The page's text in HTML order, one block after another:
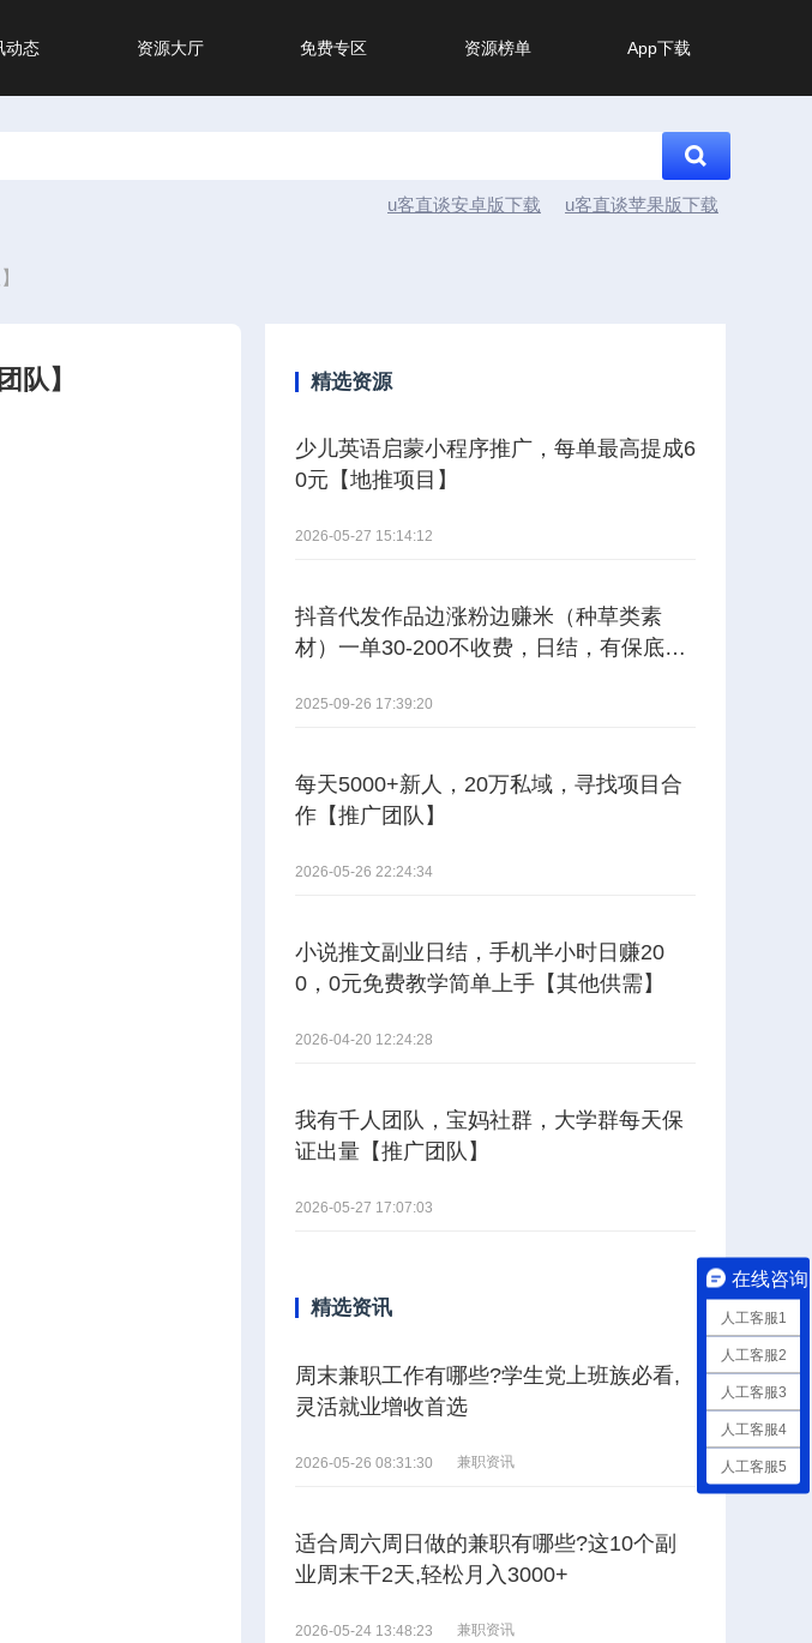
动态 资源大厅 免费专区 资源榜单 App下载
u客直谈安卓版下载 u客直谈苹果版下载
队】 精选资源
少儿英语启蒙小程序推广，每单最高提成6
0元【地推项目】
2026-05-27 15:14:12
抖音代发作品边涨粉边赚米（种草类素
材）一单30-200不收费，日结，有保底。
2025-09-26 17:39:20
每天5000+新人，20万私域，寻找项目合
作【推广团队】
2026-05-26 22:24:34
小说推文副业日结，手机半小时日赚20
0，0元免费教学简单上手【其他供需】
2026-04-20 12:24:28
我有千人团队，宝妈社群，大学群每天保
证出量【推广团队】
2026-05-27 17:07:03
精选资讯
周末兼职工作有哪些?学生党上班族必看,
灵活就业增收首选
2026-05-26 08:31:30 兼职资讯
适合周六周日做的兼职有哪些?这10个副
业周末干2天,轻松月入3000+
2026-05-24 13:48:23 兼职资讯
在线咨询
人工客服1
人工客服2
人工客服3
人工客服4
人工客服5